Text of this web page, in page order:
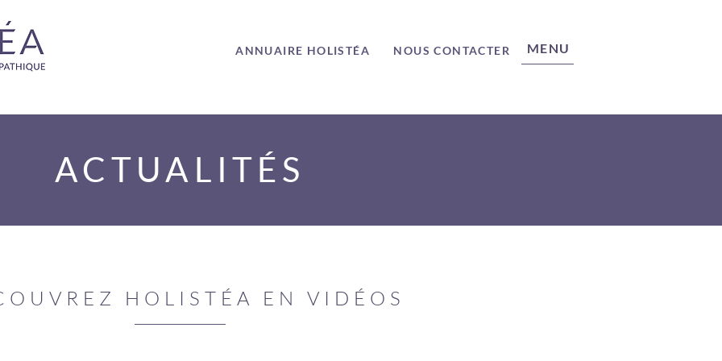
ANNUAIRE HOLISTÉA NOUS CONTACTER MENU
ACTUALITÉS
HOLISTÉA EN VIDÉOS